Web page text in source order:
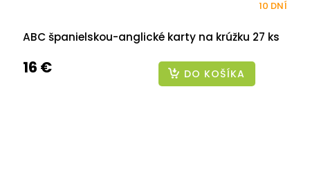
ABC španielskou-anglické karty na krúžku 27 ks
10 DNÍ
16 € DO KOŠÍKA